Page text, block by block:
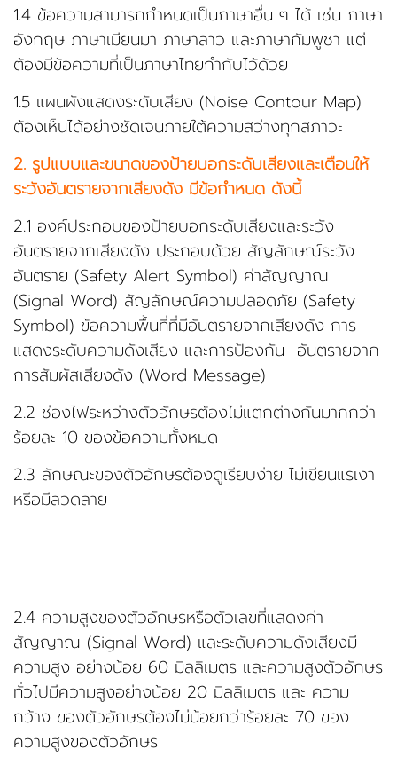
1.4 ข้อความสามารถกำหนดเป็นภาษาอื่น ๆ ได้ เช่น ภาษา
อังกฤษ ภาษาเมียนมา ภาษาลาว และภาษากัมพูชา แต่
ต้องมีข้อความที่เป็นภาษาไทยกำกับไว้ด้วย
1.5 แผนผังแสดงระดับเสียง (Noise Contour Map)
ต้องเห็นได้อย่างชัดเจนภายใต้ความสว่างทุกสภาวะ
2. รูปแบบและขนาดของป้ายบอกระดับเสียงและเตือนให้
ระวังอันตรายจากเสียงดัง มีข้อกำหนด ดังนี้
2.1 องค์ประกอบของป้ายบอกระดับเสียงและระวัง
อันตรายจากเสียงดัง ประกอบด้วย สัญลักษณ์ระวัง
อันตราย (Safety Alert Symbol) ค่าสัญญาณ
(Signal Word) สัญลักษณ์ความปลอดภัย (Safety
Symbol) ข้อความพื้นที่ที่มีอันตรายจากเสียงดัง การ
แสดงระดับความดังเสียง และการป้องกัน อันตรายจาก
การสัมผัสเสียงดัง (Word Message)
2.2 ช่องไฟระหว่างตัวอักษรต้องไม่แตกต่างกันมากกว่า
ร้อยละ 10 ของข้อความทั้งหมด
2.3 ลักษณะของตัวอักษรต้องดูเรียบง่าย ไม่เขียนแรเงา
หรือมีลวดลาย
2.4 ความสูงของตัวอักษรหรือตัวเลขที่แสดงค่า
สัญญาณ (Signal Word) และระดับความดังเสียงมี
ความสูง อย่างน้อย 60 มิลลิเมตร และความสูงตัวอักษร
ทั่วไปมีความสูงอย่างน้อย 20 มิลลิเมตร และ ความ
กว้าง ของตัวอักษรต้องไม่น้อยกว่าร้อยละ 70 ของ
ความสูงของตัวอักษร